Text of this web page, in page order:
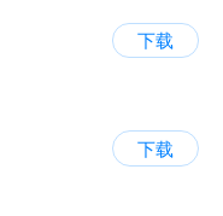
下载
下载